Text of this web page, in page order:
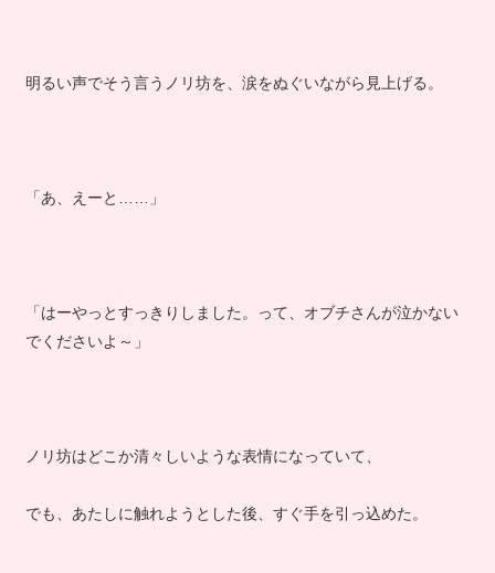
明るい声でそう言うノリ坊を、涙をぬぐいながら見上げる。
「あ、えーと……」
「はーやっとすっきりしました。って、オブチさんが泣かない
でくださいよ～」
ノリ坊はどこか清々しいような表情になっていて、
でも、あたしに触れようとした後、すぐ手を引っ込めた。